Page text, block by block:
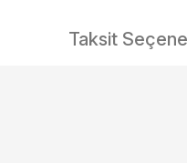
Taksit